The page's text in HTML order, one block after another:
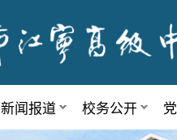
新闻报道 校务公开